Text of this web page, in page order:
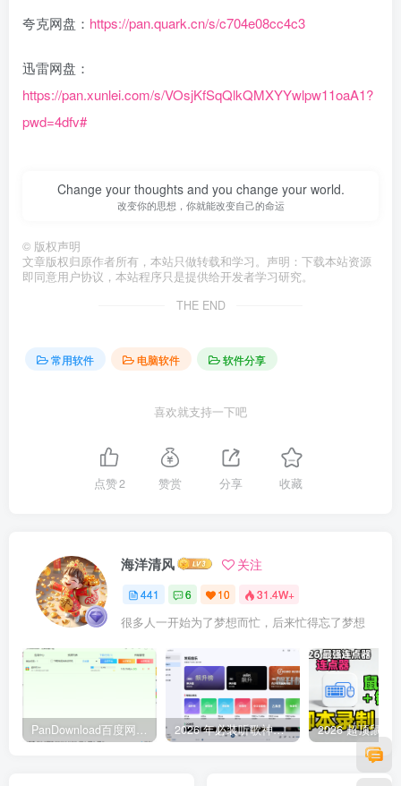
夸克网盘： https://pan.quark.cn/s/c704e08cc4c3
迅雷网盘：
https://pan.xunlei.com/s/VOsjKfSqQlkQMXYYwlpw11oaA1?
pwd=4dfv#
Change your thoughts and you change your world.
改变你的思想，你就能改变自己的命运
© 版权声明
文章版权归原作者所有，本站只做转载和学习。声明：下载本站资源
即同意用户协议，本站程序只是提供给开发者学习研究。
THE END
常用软件 电脑软件 软件分享
喜欢就支持一下吧
点赞2 赞赏 分享 收藏
海洋清风 关注
441 6 10 31.4W+
很多人一开始为了梦想而忙，后来忙得忘了梦想
PanDownload百度网盘不限速V5稳定版 2026 年必装听歌神器，免费听遍全网无损音质歌单